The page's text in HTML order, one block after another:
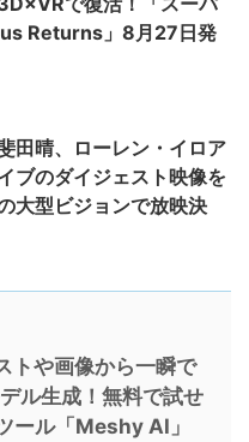
Returns」8月27日発
田晴、ローレン・イロア
ブのダイジェスト映像を
大型ビジョンで放映決
トや画像から一瞬で
ル生成！無料で試せ
ール「Meshy AI」